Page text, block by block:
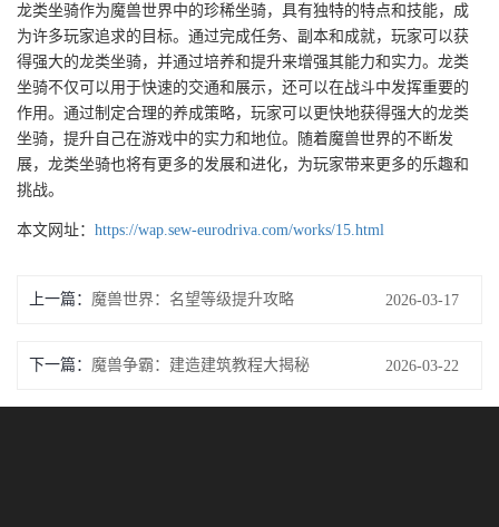
龙类坐骑作为魔兽世界中的珍稀坐骑，具有独特的特点和技能，成
为许多玩家追求的目标。通过完成任务、副本和成就，玩家可以获
得强大的龙类坐骑，并通过培养和提升来增强其能力和实力。龙类
坐骑不仅可以用于快速的交通和展示，还可以在战斗中发挥重要的
作用。通过制定合理的养成策略，玩家可以更快地获得强大的龙类
坐骑，提升自己在游戏中的实力和地位。随着魔兽世界的不断发
展，龙类坐骑也将有更多的发展和进化，为玩家带来更多的乐趣和
挑战。
本文网址： https://wap.sew-eurodriva.com/works/15.html
上一篇： 魔兽世界：名望等级提升攻略 2026-03-17
下一篇： 魔兽争霸：建造建筑教程大揭秘 2026-03-22